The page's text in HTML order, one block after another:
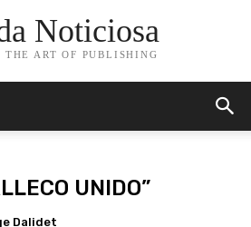
Noticiosa
THE ART OF PUBLISHING
UNIDO”
Dalidet